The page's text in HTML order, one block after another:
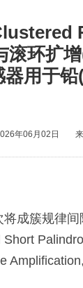
滚环扩
用于
年06月02日
簇规律间